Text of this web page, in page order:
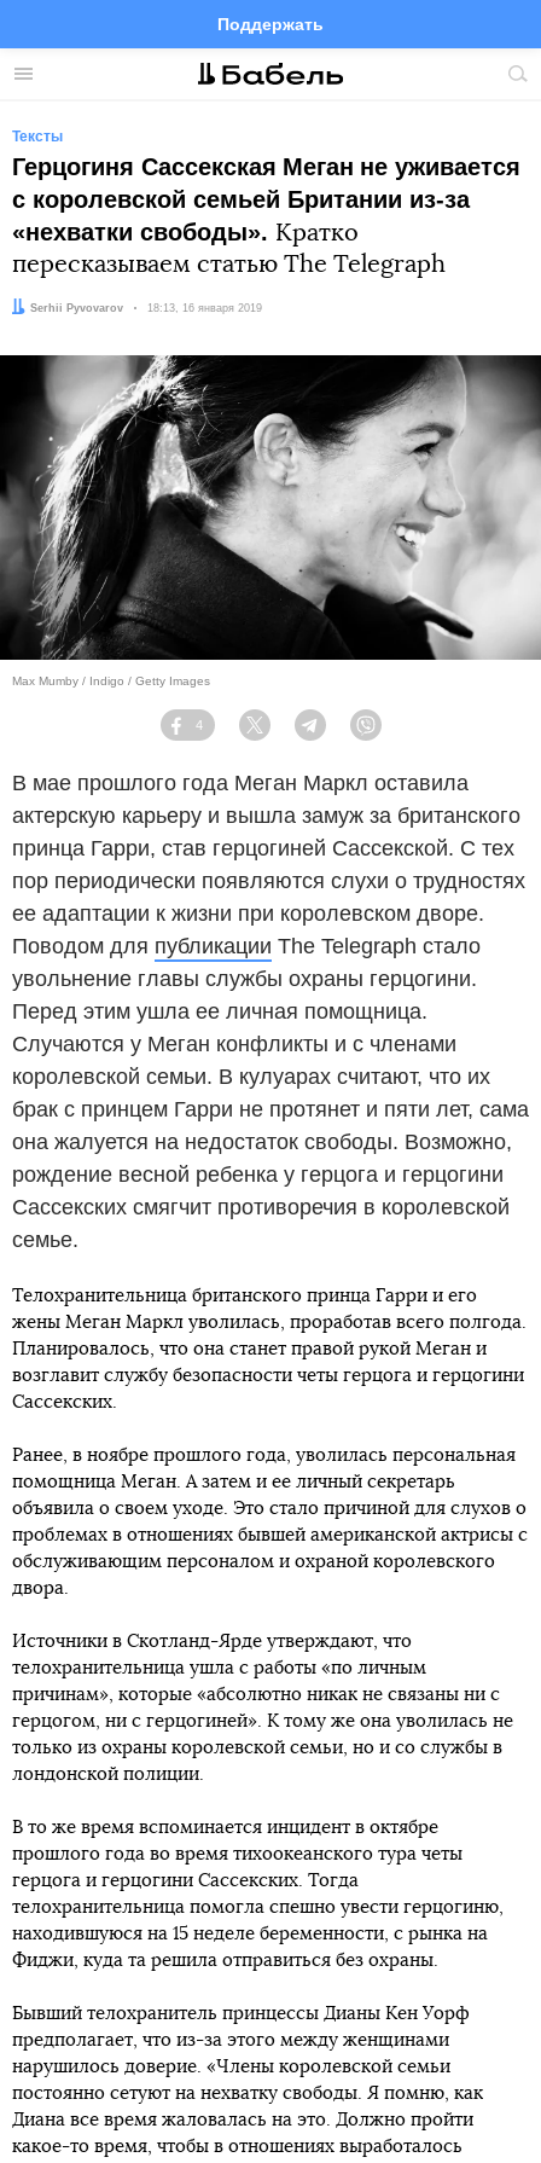
Меню
Поддержать
FacebookTelegramTwitter
Тексты
Герцогиня Сассекская Меган не уживается
с королевской семьей Британии из-за
«нехватки свободы». Кратко
пересказываем статью The Telegraph
Автор:
Serhii Pyvovarov Дата:
18:13, 16 января 2019
Max Mumby / Indigo / Getty Images
Facebook
4
Twitter TelegramViber
В мае прошлого года Меган Маркл оставила
актерскую карьеру и вышла замуж за британского
принца Гарри, став герцогиней Сассекской. С тех
пор периодически появляются слухи о трудностях
ее адаптации к жизни при королевском дворе.
Поводом для публикации The Telegraph стало
увольнение главы службы охраны герцогини.
Перед этим ушла ее личная помощница.
Случаются у Меган конфликты и с членами
королевской семьи. В кулуарах считают, что их
брак с принцем Гарри не протянет и пяти лет, сама
она жалуется на недостаток свободы. Возможно,
рождение весной ребенка у герцога и герцогини
Сассекских смягчит противоречия в королевской
семье.
Телохранительница британского принца Гарри и его
жены Меган Маркл уволилась, проработав всего полгода.
Планировалось, что она станет правой рукой Меган и
возглавит службу безопасности четы герцога и герцогини
Сассекских.
Ранее, в ноябре прошлого года, уволилась персональная
помощница Меган. А затем и ее личный секретарь
объявила о своем уходе. Это стало причиной для слухов о
проблемах в отношениях бывшей американской актрисы с
обслуживающим персоналом и охраной королевского
двора.
Источники в Скотланд-Ярде утверждают, что
телохранительница ушла с работы «по личным
причинам», которые «абсолютно никак не связаны ни с
герцогом, ни с герцогиней». К тому же она уволилась не
только из охраны королевской семьи, но и со службы в
лондонской полиции.
В то же время вспоминается инцидент в октябре
прошлого года во время тихоокеанского тура четы
герцога и герцогини Сассекских. Тогда
телохранительница помогла спешно увести герцогиню,
находившуюся на 15 неделе беременности, с рынка на
Фиджи, куда та решила отправиться без охраны.
Бывший телохранитель принцессы Дианы Кен Уорф
предполагает, что из-за этого между женщинами
нарушилось доверие. «Члены королевской семьи
постоянно сетуют на нехватку свободы. Я помню, как
Диана все время жаловалась на это. Должно пройти
какое-то время, чтобы в отношениях выработалось